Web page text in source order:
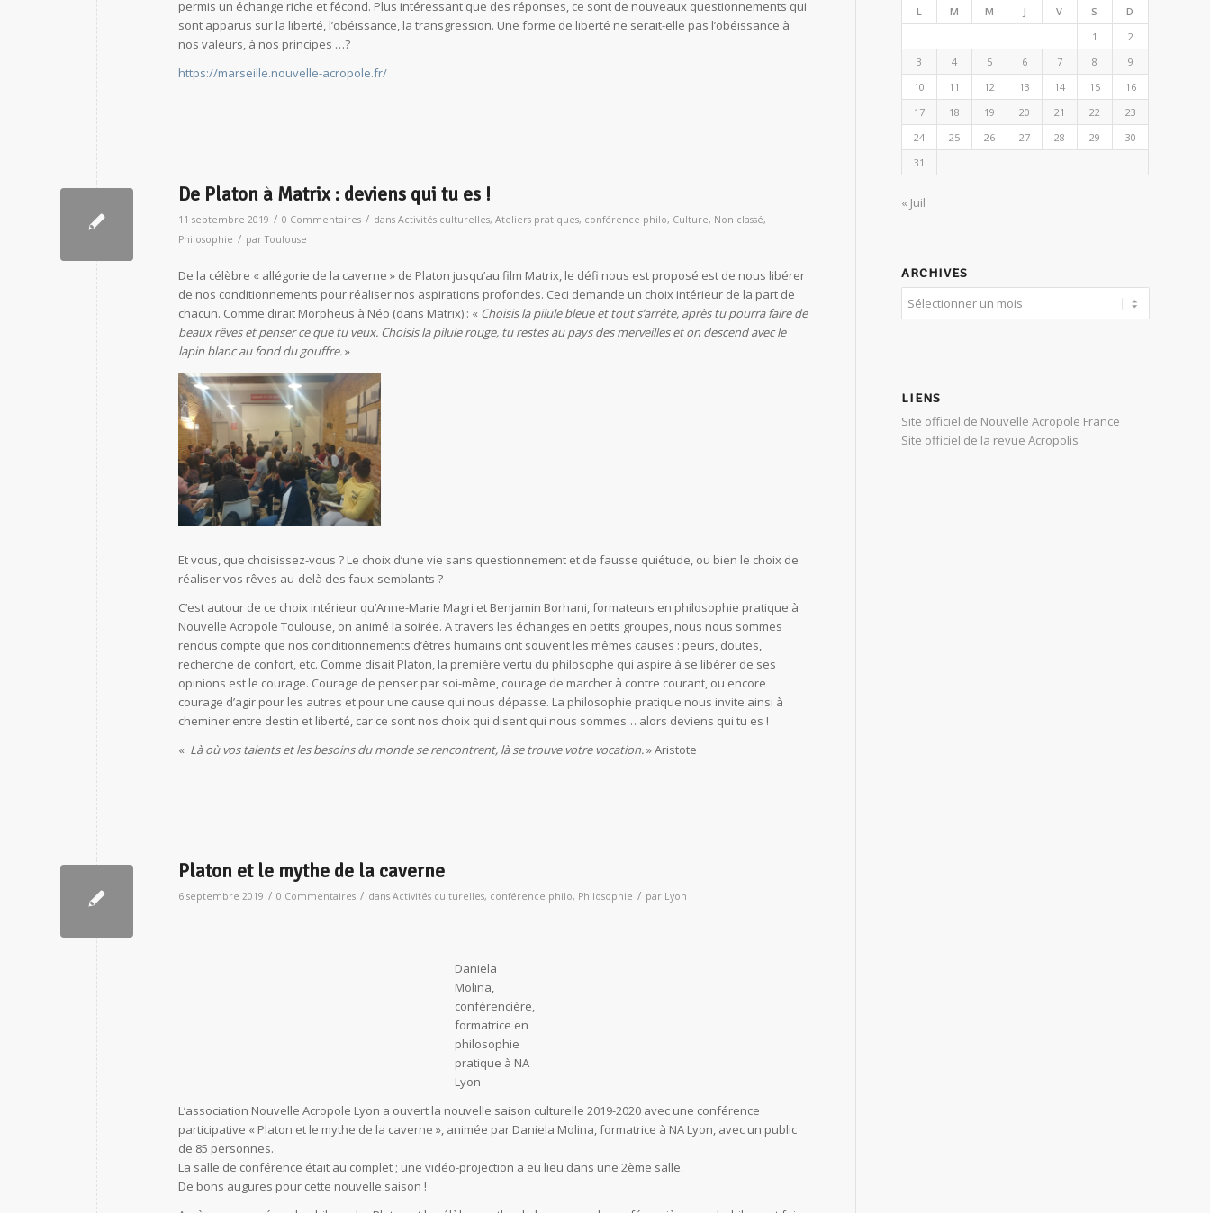
permis un échange riche et fécond. Plus intéressant que des réponses, ce sont de nouveaux questionnements qui
sont apparus sur la liberté, l’obéissance, la transgression. Une forme de liberté ne serait-elle pas l’obéissance à
nos valeurs, à nos principes …?
https://marseille.nouvelle-acropole.fr/
De Platon à Matrix : deviens qui tu es !
11 septembre 2019 / 0 Commentaires / dans Activités culturelles, Ateliers pratiques, conférence philo, Culture, Non classé,
Philosophie / parToulouse
De la célèbre « allégorie de la caverne » de Platon jusqu’au film Matrix, le défi nous est proposé est de nous libérer
de nos conditionnements pour réaliser nos aspirations profondes. Ceci demande un choix intérieur de la part de
chacun. Comme dirait Morpheus à Néo (dans Matrix) : « Choisis la pilule bleue et tout s’arrête, après tu pourra faire de
beaux rêves et penser ce que tu veux. Choisis la pilule rouge, tu restes au pays des merveilles et on descend avec le
lapin blanc au fond du gouffre.»
Et vous, que choisissez-vous ? Le choix d’une vie sans questionnement et de fausse quiétude, ou bien le choix de
réaliser vos rêves au-delà des faux-semblants ?
C’est autour de ce choix intérieur qu’Anne-Marie Magri et Benjamin Borhani, formateurs en philosophie pratique à
Nouvelle Acropole Toulouse, on animé la soirée. A travers les échanges en petits groupes, nous nous sommes
rendus compte que nos conditionnements d’êtres humains ont souvent les mêmes causes : peurs, doutes,
recherche de confort, etc. Comme disait Platon, la première vertu du philosophe qui aspire à se libérer de ses
opinions est le courage. Courage de penser par soi-même, courage de marcher à contre courant, ou encore
courage d’agir pour les autres et pour une cause qui nous dépasse. La philosophie pratique nous invite ainsi à
cheminer entre destin et liberté, car ce sont nos choix qui disent qui nous sommes… alors deviens qui tu es !
« Là où vos talents et les besoins du monde se rencontrent, là se trouve votre vocation.» Aristote
Platon et le mythe de la caverne
6 septembre 2019 / 0 Commentaires / dans Activités culturelles, conférence philo, Philosophie / par Lyon
Daniela
Molina,
conférencière,
formatrice en
philosophie
pratique à NA
Lyon
L’association Nouvelle Acropole Lyon a ouvert la nouvelle saison culturelle 2019-2020 avec une conférence
participative « Platon et le mythe de la caverne », animée par Daniela Molina, formatrice à NA Lyon, avec un public
de 85 personnes.
La salle de conférence était au complet ; une vidéo-projection a eu lieu dans une 2ème salle.
De bons augures pour cette nouvelle saison !
L M M J V S
D
1
2
3
4 5 6 7 8
9
10
11 12 13 14 15
16
17
18 19 20 21 22
23
24
25 26 27 28 29
30
31
« Juil
ARCHIVES
LIENS
Site officiel de Nouvelle Acropole France
Site officiel de la revue Acropolis